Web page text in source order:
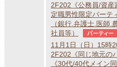
2F202《公務員/資
定職男性限定パー
（銀行.弁護士.医師.
社員等）
パーティー
11月1日（日）15時
2F202《同じ地元の
《30代/40代メイ